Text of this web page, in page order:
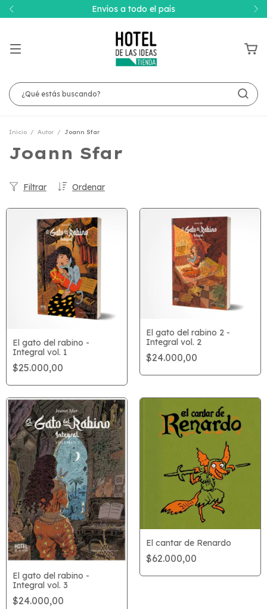
Envíos a todo el país
Inicio / Autor / Joann Sfar
Joann Sfar
Ordenar
Filtrar
El gato del rabino -
Integral vol. 1
$25.000,00
El gato del rabino 2 -
Integral vol. 2
$24.000,00
El gato del rabino -
Integral vol. 3
$24.000,00
El cantar de Renardo
$62.000,00